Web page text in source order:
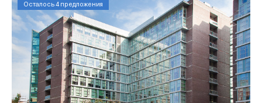
Осталось 4 предложения